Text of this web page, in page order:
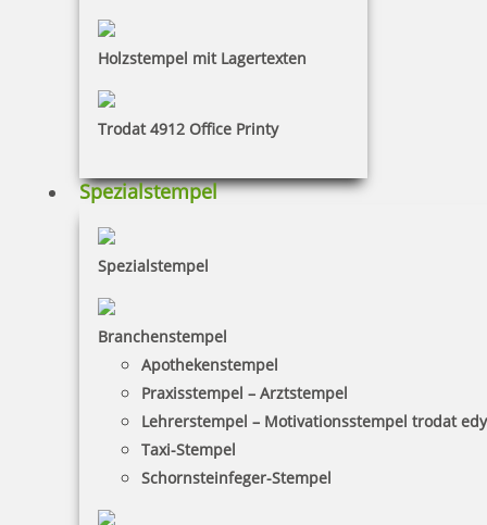
Holzstempel mit Lagertexten
Trodat 4912 Office Printy
Spezialstempel
Spezialstempel
Branchenstempel
Apothekenstempel
Praxisstempel – Arztstempel
Lehrerstempel – Motivationsstempel trodat
Taxi-Stempel
Schornsteinfeger-Stempel
122,40 €